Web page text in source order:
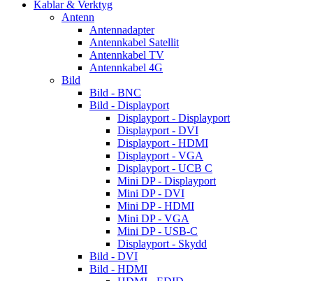
Kablar & Verktyg
Antenn
Antennadapter
Antennkabel Satellit
Antennkabel TV
Antennkabel 4G
Bild
Bild - BNC
Bild - Displayport
Displayport - Displayport
Displayport - DVI
Displayport - HDMI
Displayport - VGA
Displayport - UCB C
Mini DP - Displayport
Mini DP - DVI
Mini DP - HDMI
Mini DP - VGA
Mini DP - USB-C
Displayport - Skydd
Bild - DVI
Bild - HDMI